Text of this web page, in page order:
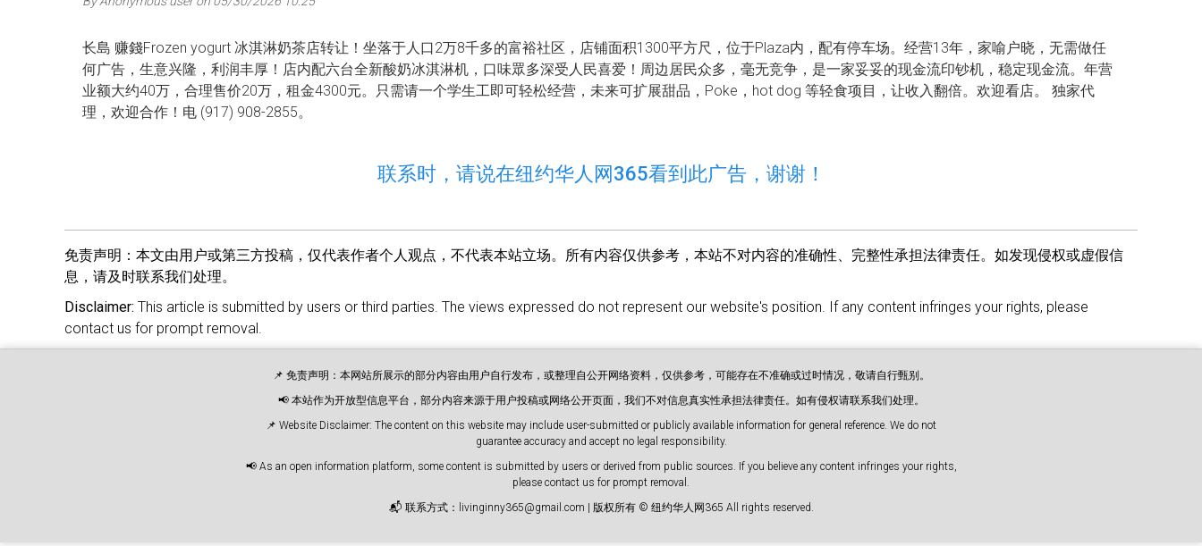
长島 赚錢Frozen yogurt 冰淇淋奶茶店转让！坐落于人口2万8千多的富裕社区，店铺面积1300平方尺，位于Plaza内，配有停车场。经营13年，家喻户晓，无需做任
何广告，生意兴隆，利润丰厚！店内配六台全新酸奶冰淇淋机，口味眾多深受人民喜爱！周边居民众多，毫无竞争，是一家妥妥的现金流印钞机，稳定现金流。年营
业额大约40万，合理售价20万，租金4300元。只需请一个学生工即可轻松经营，未来可扩展甜品，Poke，hot dog 等轻食项目，让收入翻倍。欢迎看店。 独家代
理，欢迎合作！电 (917) 908-2855。
联系时，请说在纽约华人网365看到此广告，谢谢！
免责声明： 本文由用户或第三方投稿，仅代表作者个人观点，不代表本站立场。所有内容仅供参考，本站不对内容的准确性、完整性承担法律责任。如发现侵权或虚假信
息，请及时联系我们处理。
Disclaimer: This article is submitted by users or third parties. The views expressed do not represent our website's position. If any content infringes your rights, please
contact us for prompt removal.
📌 免责声明：本网站所展示的部分内容由用户自行发布，或整理自公开网络资料，仅供参考，可能存在不准确或过时情况，敬请自行甄别。
📢 本站作为开放型信息平台，部分内容来源于用户投稿或网络公开页面，我们不对信息真实性承担法律责任。如有侵权请联系我们处理。
📌 Website Disclaimer: The content on this website may include user-submitted or publicly available information for general reference. We do not
guarantee accuracy and accept no legal responsibility.
📢 As an open information platform, some content is submitted by users or derived from public sources. If you believe any content infringes your rights,
please contact us for prompt removal.
📬 联系方式：livinginny365@gmail.com | 版权所有 © 纽约华人网365 All rights reserved.